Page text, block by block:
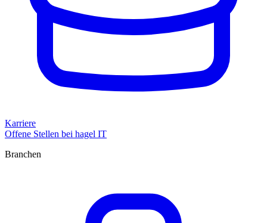
Karriere
Offene Stellen bei hagel IT
Branchen